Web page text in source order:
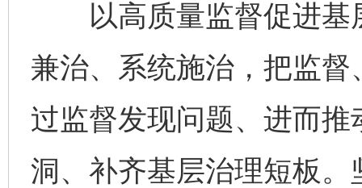
以高质量监督促进基
兼治、系统施治，把监
过监督发现问题、进而
洞、补齐基层治理短板。